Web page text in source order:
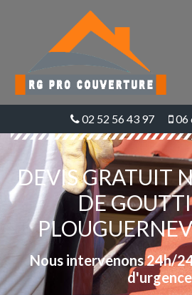
02 52 56 43 97 06
DEVIS GRATUIT
DE
Nous intervenons 24h/
d'urgence